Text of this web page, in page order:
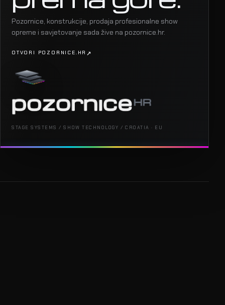
Pozornice, konstrukcije, prodaja profesionalne show
opreme i savjetovanje sada žive na pozornice.hr.
OTVORI POZORNICE.HR
STAGE SYSTEMS / SHOW TECHNOLOGY / CROATIA · EU